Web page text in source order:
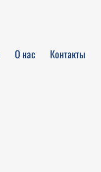
О нас Контакты